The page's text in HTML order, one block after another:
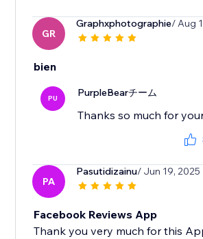
GR
Graphxphotographie/ Aug
bien
PU PurpleBearチーム
Thanks so much for
PA
Pasutidizainu/ Jun 19, 2025
Facebook Reviews App
Thank you very much for this